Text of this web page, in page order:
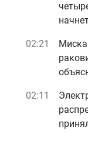
02:21
Миска
02:11